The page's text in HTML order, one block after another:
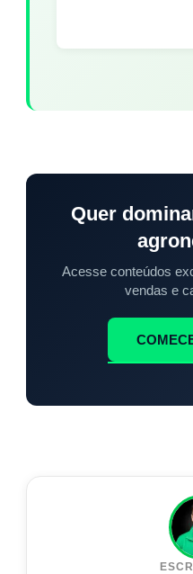
Quer
Acesse conteúdos
vendas e